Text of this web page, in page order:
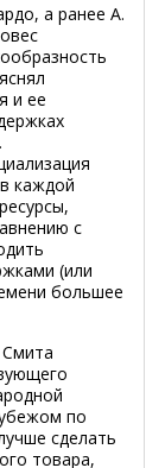
а ранее А.
и ее
каждой
с
(или
большее
по
сделать
товара,